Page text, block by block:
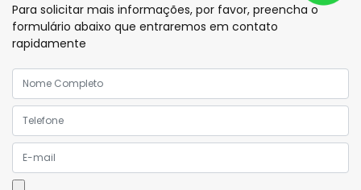
Para solicitar mais informações, por favor, preencha o
formulário abaixo que entraremos em contato
rapidamente